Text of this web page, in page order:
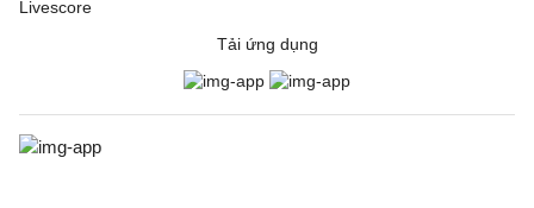
Livescore
Tải ứng dụng